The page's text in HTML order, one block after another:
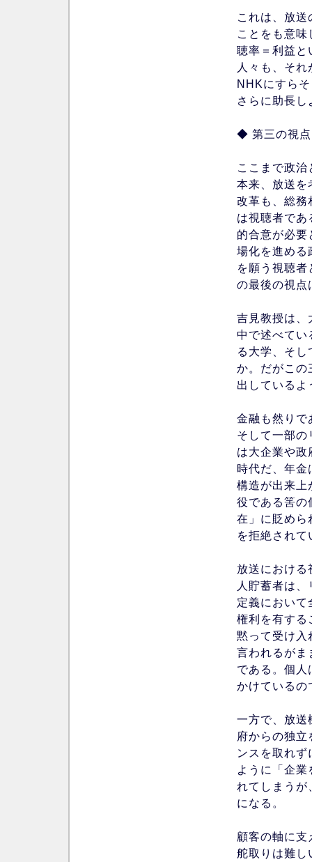
これは、放
ことをも意
聴率＝利益と
人々も、そ
NHKにすら
さらに助長
◆ 第三の視点
ここまで政
本来、放送を
改革も、総務
は視聴者で
的合意が必要
場化を進める
を願う視聴
の最後の視点
吉見教授は、
中で述べてい
る大学、そ
か。だがこの
出しているよ
金融も然りで
そして一部の
は大企業や政
時代だ、年金
構造が出来上
役である筈の
在」に貶めら
を拒絶されて
放送における
人貯蓄者は
定義において
権利を有する
黙って受け入
言われるがま
である。個人
かけているの
一方で、放送
府からの独
ンスを取れ
ように「企
れてしまうが
になる。
顧客の軸に支
舵取りは難し